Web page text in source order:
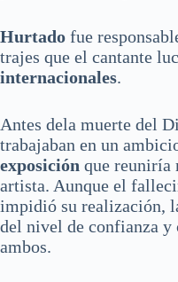
Hurtado fue
trajes que el cantante
internacionales.
Antes dela muerte del
trabajaban en un
exposición que reuniría
artista. Aunque el
impidió su realización,
del nivel de confianza y
ambos.